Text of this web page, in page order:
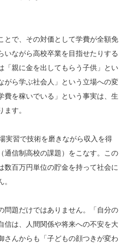
とで、その対価として学費が全額免
いながら高校卒業を目指せたりする
「親に金を出してもらう子供」とい
がら学ぶ社会人」という立場への変
費を稼いでいる」という事実は、生
す。
実習で技術を磨きながら収入を得
通信制高校の課題）をこなす。この
数百万円単位の貯金を持って社会に
問題だけではありません。「自分の
信は、人間関係や将来への不安を大
さんからも「子どもの顔つきが変わ